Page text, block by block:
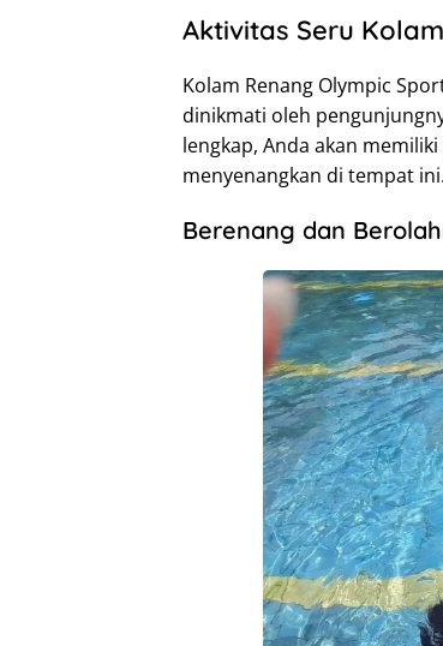
Aktivitas Seru
Kolam Renang Olympic
dinikmati oleh
lengkap, Anda akan
menyenangkan di tempat ini.
Berenang dan